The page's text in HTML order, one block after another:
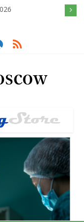
и
работы и